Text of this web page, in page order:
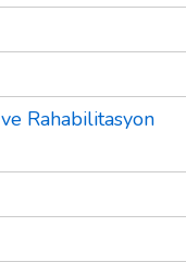
Rahabilitasyon